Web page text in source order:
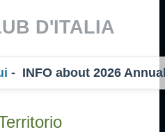
D'ITALIA
- INFO about 2026